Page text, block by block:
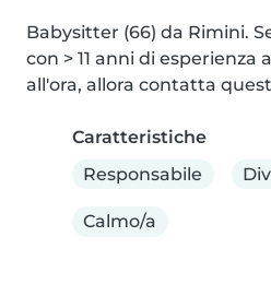
Babysitter (66) da Rimini.
con > 11 anni di esperienza
all'ora, allora contatta
Caratteristiche
Responsabile
Calmo/a